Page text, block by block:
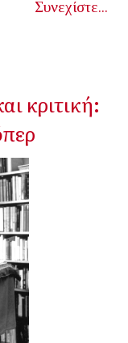
Συνεχίστε...
κριτική: